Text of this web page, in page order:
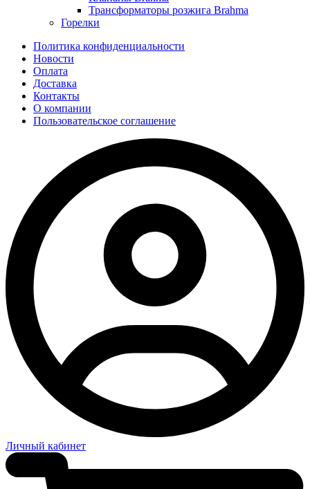
Трансформаторы розжига Brahma
Горелки
Политика конфиденциальности
Новости
Оплата
Доставка
Контакты
О компании
Пользовательское соглашение
Личный кабинет